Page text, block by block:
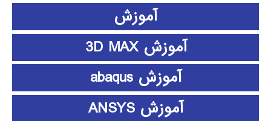
آموزش
آموزش 3D MAX
آموزش abaqus
آموزش ANSYS